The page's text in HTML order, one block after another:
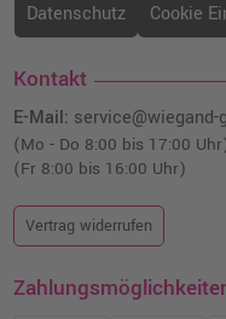
Datenschutz
Cookie
Kontakt
E-Mail: service@wiegand-
(Mo - Do 8:00 bis 17:00
(Fr 8:00 bis 16:00 Uhr)
Vertrag widerrufen